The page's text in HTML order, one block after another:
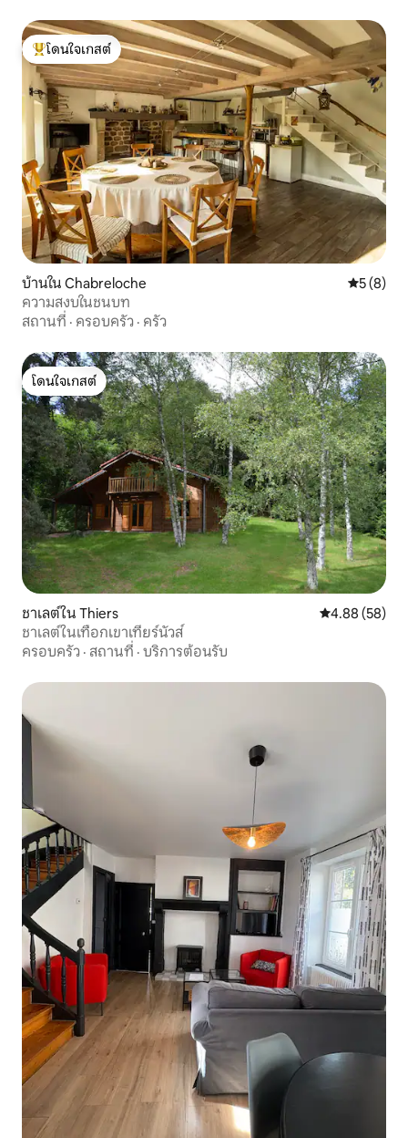
โดนใจเกสต์ที่สุด
โดนใจเกสต์
บ้านใน Chabreloche คะแนนเฉ
5 (8)
ความสงบในชนบท
สถานที่ · ครอบครัว · ครัว
โดนใจเกสต์
โดนใจเกสต์
ชาเลต์ใน Thiers คะแนนเฉลี่ย
4.88 (58)
ชาเลต์ในเทือกเขาเทียร์นัวส์
ครอบครัว · สถานที่ · บริการต้อนรับ